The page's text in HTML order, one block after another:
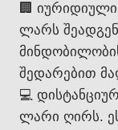
🏢
ლარს
შედარებით
💻
ლარი ღირს.